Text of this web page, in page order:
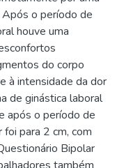
o período de
houve uma
do corpo
à intensidade da dor
de ginástica laboral
após o período de
para 2 cm, com
Bipolar